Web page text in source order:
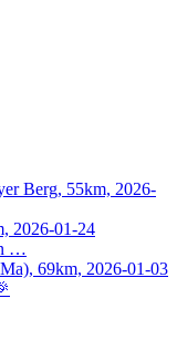
Berg, 55km, 2026-
2026-01-24
…
69km, 2026-01-03